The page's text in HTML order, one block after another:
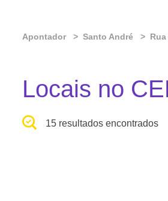
Apontador Santo André
Locais no
15 resultados encontrados